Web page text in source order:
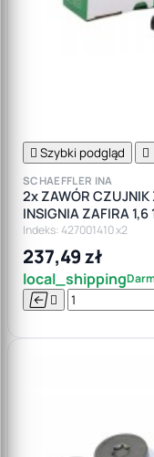
 Szybki podgląd 
SCHAEFFLER INA
2x ZAWÓR CZUJNIK
INSIGNIA ZAFIRA 1,6
Indeks: 427001410 x2
237,49 zł
local_shipping
 